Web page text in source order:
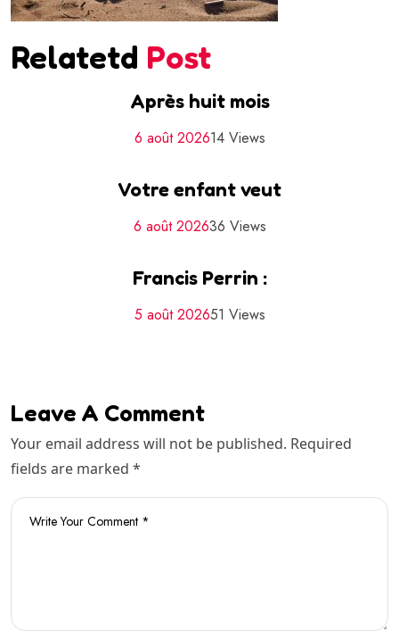
Relatetd Post
Après huit mois
6 août 202614 Views
Votre enfant veut
6 août 202636 Views
Francis Perrin :
5 août 202651 Views
Leave A Comment
Your email address will not be published. Required
fields are marked *